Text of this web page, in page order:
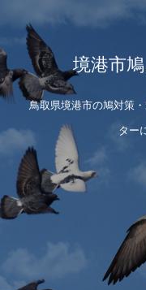
境港市
鳥取県境港市の鳩対策
ター